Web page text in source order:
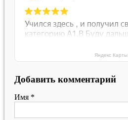
Яндекс Карты
Добавить комментарий
Имя *